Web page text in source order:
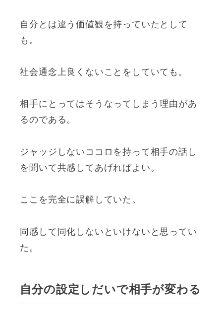
自分とは違う価値観を持っていたとして
も。
社会通念上良くないことをしていても。
相手にとってはそうなってしまう理由があ
るのである。
ジャッジしないココロを持って相手の話し
を聞いて共感してあげればよい。
ここを完全に誤解していた。
同感して同化しないといけないと思ってい
た。
自分の設定しだいで相手が変わる